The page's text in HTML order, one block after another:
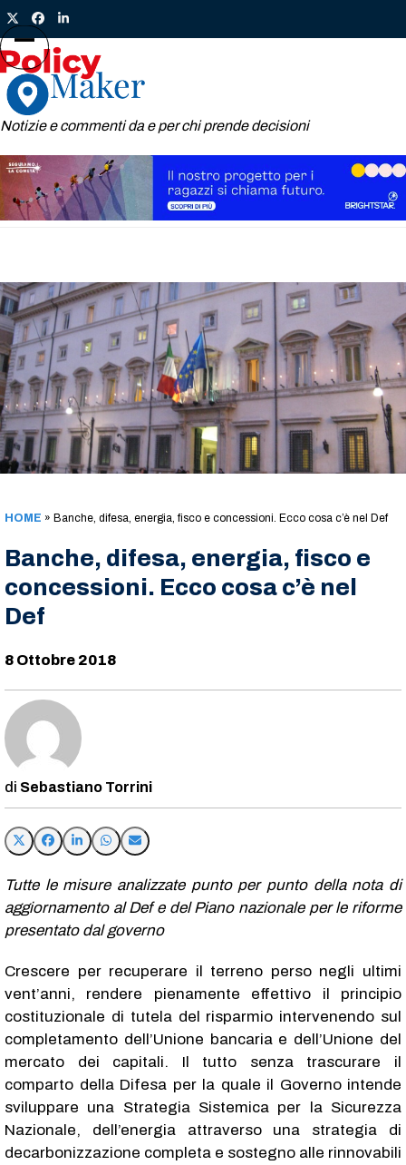
Skip
to
content
TwitterFacebook
LinkedIn
Notizie e commenti da e per chi prende decisioni
Open
mobile
menu
Close
mobile
menu
HOME » Banche, difesa, energia, fisco e concessioni. Ecco cosa c’è nel Def
Banche, difesa, energia, fisco e
concessioni. Ecco cosa c’è nel
Def
8 Ottobre 2018
Sebastiano Torrini
Tutte le misure analizzate punto per punto della nota di
aggiornamento al Def e del Piano nazionale per le riforme
presentato dal governo
Crescere per recuperare il terreno perso negli ultimi
vent’anni, rendere pienamente effettivo il principio
costituzionale di tutela del risparmio intervenendo sul
completamento dell’Unione bancaria e dell’Unione del
mercato dei capitali. Il tutto senza trascurare il
comparto della Difesa per la quale il Governo intende
sviluppare una Strategia Sistemica per la Sicurezza
Nazionale, dell’energia attraverso una strategia di
decarbonizzazione completa e sostegno alle rinnovabili